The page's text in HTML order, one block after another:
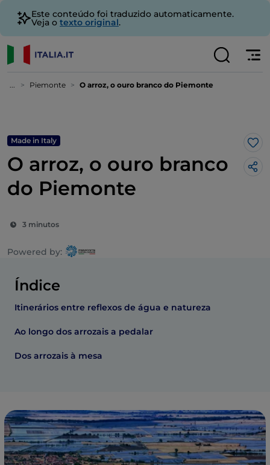
Este conteúdo foi traduzido automaticamente.
Veja o texto original.
... Piemonte O arroz, o ouro branco do Piemonte
Made in Italy
O arroz, o ouro branco
do Piemonte
3 minutos
Powered by:
Índice
Itinerários entre reflexos de água e natureza
Ao longo dos arrozais a pedalar
Dos arrozais à mesa